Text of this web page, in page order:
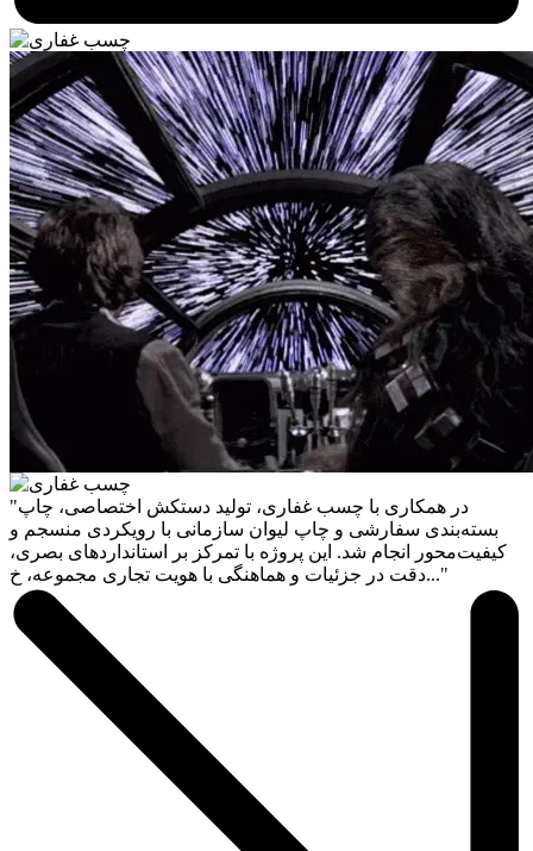
"در همکاری با چسب غفاری، تولید دستکش اختصاصی، چاپ
بسته‌بندی سفارشی و چاپ لیوان سازمانی با رویکردی منسجم و
کیفیت‌محور انجام شد. این پروژه با تمرکز بر استانداردهای بصری،
دقت در جزئیات و هماهنگی با هویت تجاری مجموعه، خ..."